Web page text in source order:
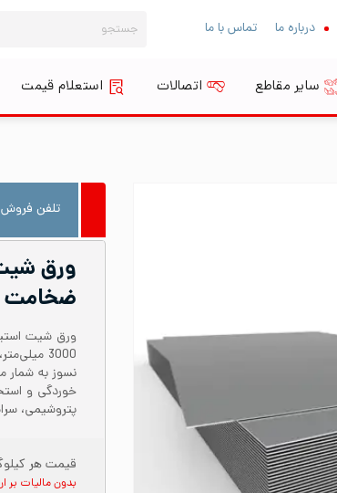
درباره ما تماس با ما
برای:
سایر مقاطع اتصالات استعلام قیمت
تلفن
ضخامت ۲۰ مات No.۱
پتروشیمی،
قیمت هر
بدون مالیات بر